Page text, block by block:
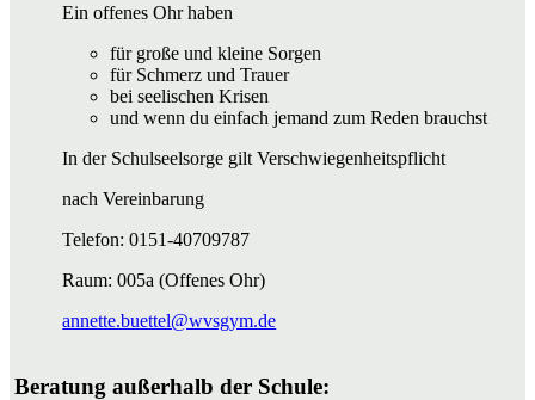
Ein offenes Ohr haben
für große und kleine Sorgen
für Schmerz und Trauer
bei seelischen Krisen
und wenn du einfach jemand zum Reden brauchst
In der Schulseelsorge gilt Verschwiegenheitspflicht
nach Vereinbarung
Telefon: 0151-40709787
Raum: 005a (Offenes Ohr)
annette.buettel@wvsgym.de
Beratung außerhalb der Schule: